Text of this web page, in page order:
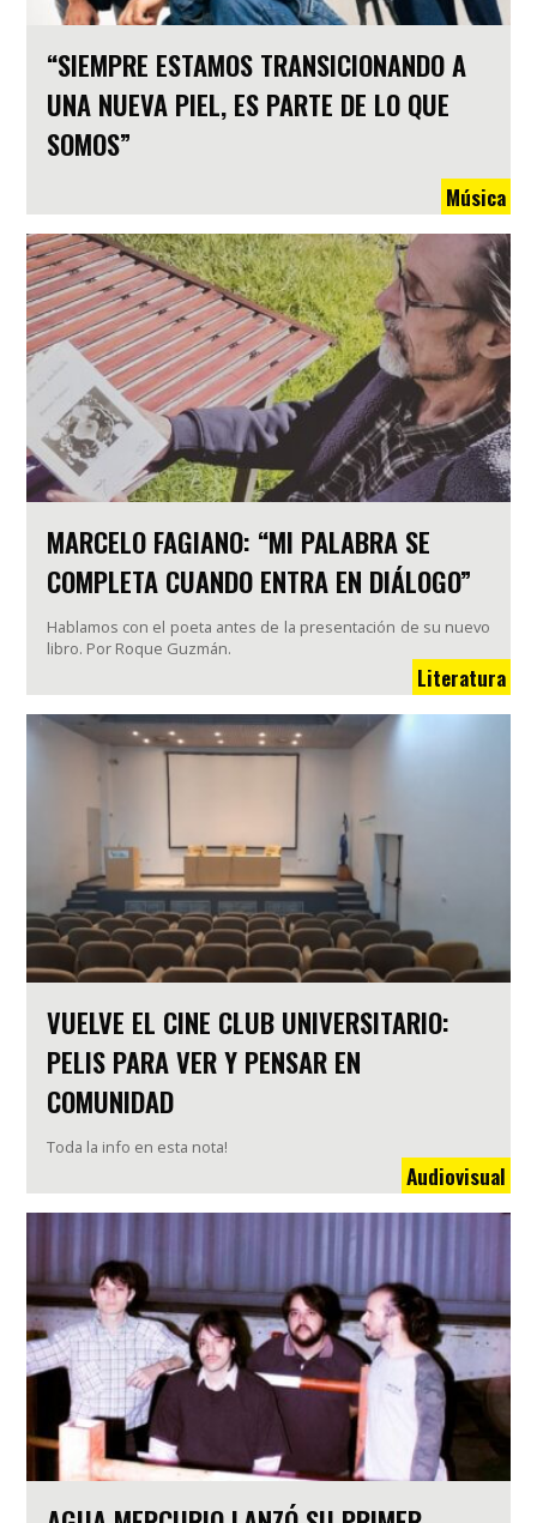
“SIEMPRE ESTAMOS TRANSICIONANDO A
UNA NUEVA PIEL, ES PARTE DE LO QUE
SOMOS”
Música
MARCELO FAGIANO: “MI PALABRA SE
COMPLETA CUANDO ENTRA EN DIÁLOGO”
Hablamos con el poeta antes de la presentación de su nuevo
libro. Por Roque Guzmán.
Literatura
VUELVE EL CINE CLUB UNIVERSITARIO:
PELIS PARA VER Y PENSAR EN
COMUNIDAD
Toda la info en esta nota!
Audiovisual